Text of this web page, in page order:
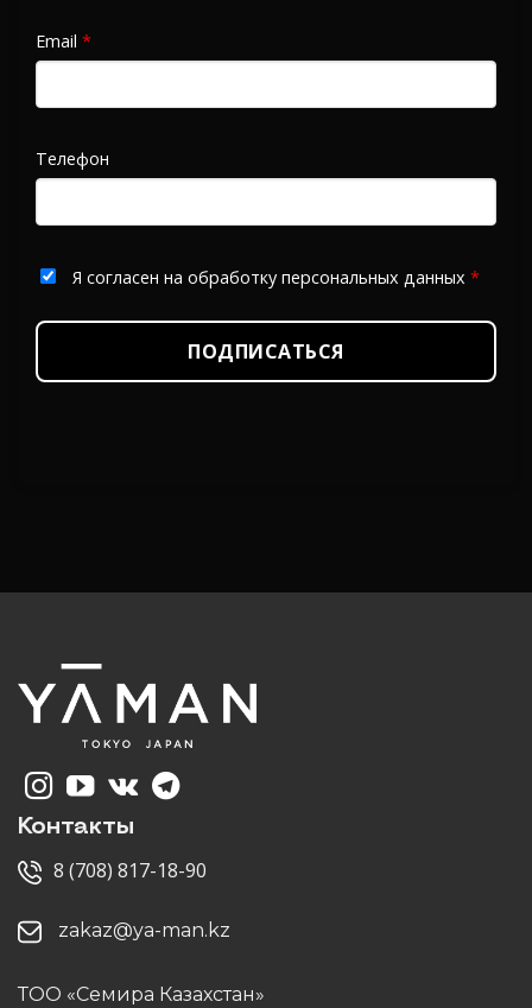
Email *
Телефон
Я согласен на обработку персональных данных *
ПОДПИСАТЬСЯ
Контакты
8 (708) 817-18-90
zakaz@ya-man.kz
ТОО «Семира Казахстан»